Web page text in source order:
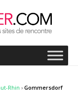
Rhin › Gommersdorf